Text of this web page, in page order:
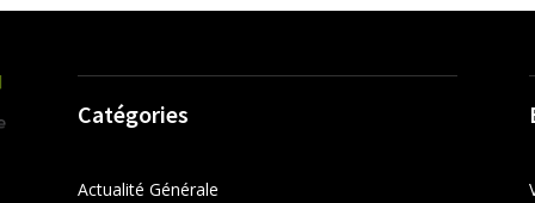
Catégories
Actualité Générale